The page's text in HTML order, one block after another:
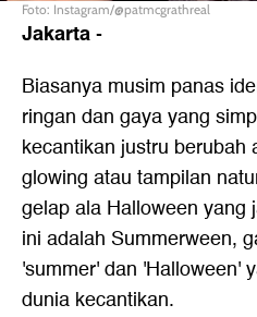
Foto: Instagram/@patmcgrathreal
Jakarta-
Biasanya musim panas
ringan dan gaya yang
kecantikan justru berubah
glowing atau tampilan
gelap ala Halloween yang
ini adalah Summerween,
'summer' dan 'Halloween'
dunia kecantikan.